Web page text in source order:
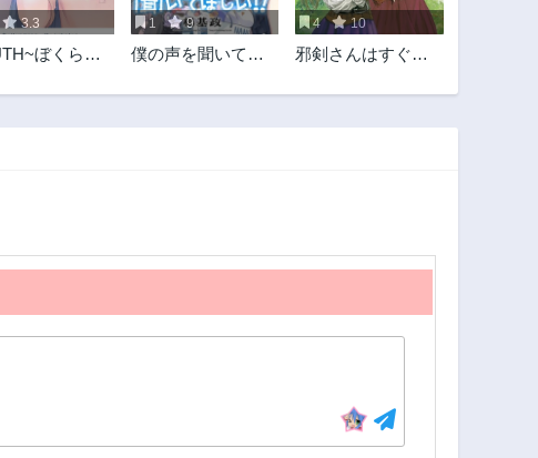
3.3
ぼくらの
1 9
僕の声を聞いてほ
4 10
邪剣さんはすぐブ